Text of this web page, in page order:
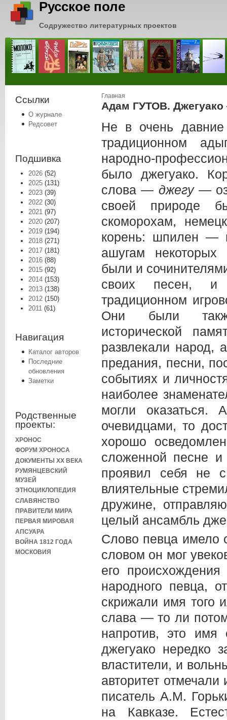
Русское поле
Содружество литературных проектов
Ссылки
О журнале
Редсовет
Подшивка
2026 (52)
2025 (131)
2023 (39)
2022 (30)
2021 (97)
2020 (207)
2019 (194)
2018 (271)
2017 (181)
2016 (88)
2015 (92)
2014 (153)
2013 (138)
2012 (150)
2011 (61)
Навигация
Каталог авторов
Последние
обновления
Заметки
Родственные
проекты:
ХРОНОС
ФОРУМ ХРОНОСА
ДОКУМЕНТЫ XX ВЕКА
РУМЯНЦЕВСКИЙ
МУЗЕЙ
ЭТНОЦИКЛОПЕДИЯ
СЛАВЯНСТВО
ПРАВИТЕЛИ МИРА
ПЕРВАЯ МИРОВАЯ
АПСУАРА
ВОЙНА 1812 ГОДА
МОСКОВИЯ
Вы здесь
Главная
Адам ГУТОВ.
Не в очень
традиционном
народно-
было джегуако.
слова — джегу—
своей природе
скоморохам,
корень: шпилен —
ашугам некоторых
были и
своих песен, и
традиционном
Они были также
исторической
развлекали народ,
предания, песни,
событиях и
наиболее
могли
очевидцами, то
хорошо
сложенной песне
проявил себя не
влиятельные
дружине,
целый ансамбль
Слово певца имело
словом он мог
его
народного певца,
скрижали имя того
слава — то ли
напротив, это имя
джегуако нередко
властители, и
авторитет
писатель А.М.
на Кавказе.